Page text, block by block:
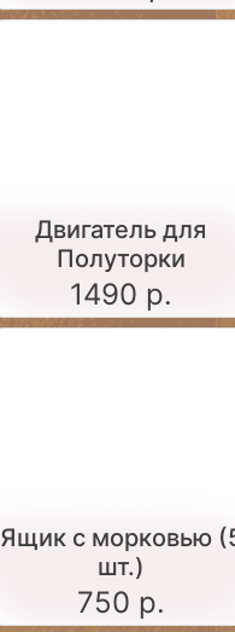
Двигатель для
Полуторки
1490 р.
Ящик c морковью
шт.)
750 р.